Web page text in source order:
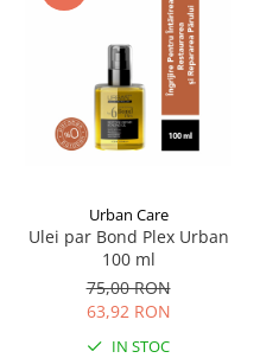
Urban Care
Ulei par Bond Plex Urban
100 ml
75,00 RON
63,92 RON
IN STOC